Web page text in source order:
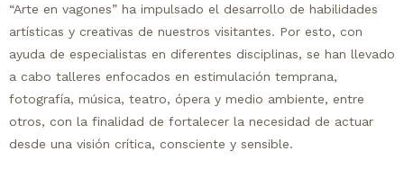
“Arte en vagones” ha impulsado el desarrollo de habilidades
artísticas y creativas de nuestros visitantes. Por esto, con
ayuda de especialistas en diferentes disciplinas, se han llevado
a cabo talleres enfocados en estimulación temprana,
fotografía, música, teatro, ópera y medio ambiente, entre
otros, con la finalidad de fortalecer la necesidad de actuar
desde una visión crítica, consciente y sensible.